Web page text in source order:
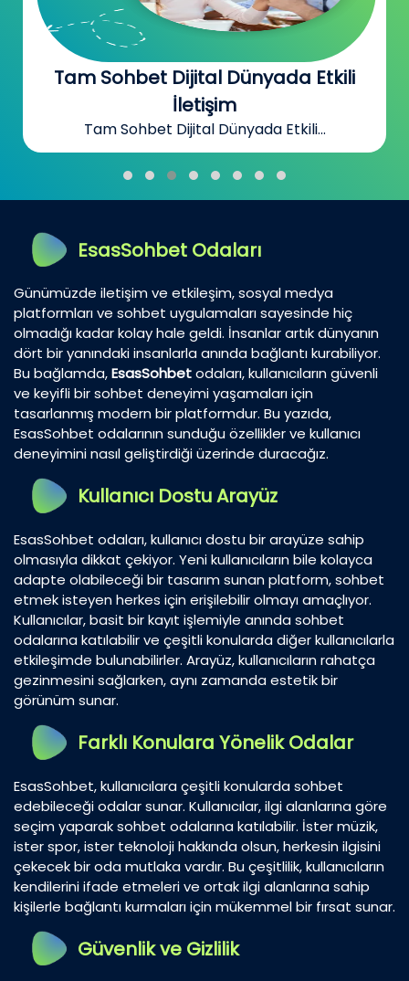
Tam Sohbet Dijital Dünyada Etkili
İletişim
Tam Sohbet Dijital Dünyada Etkili...
EsasSohbet Odaları
Günümüzde iletişim ve etkileşim, sosyal medya
platformları ve sohbet uygulamaları sayesinde hiç
olmadığı kadar kolay hale geldi. İnsanlar artık dünyanın
dört bir yanındaki insanlarla anında bağlantı kurabiliyor.
Bu bağlamda,EsasSohbetodaları, kullanıcıların güvenli
ve keyifli bir sohbet deneyimi yaşamaları için
tasarlanmış modern bir platformdur. Bu yazıda,
EsasSohbet odalarının sunduğu özellikler ve kullanıcı
deneyimini nasıl geliştirdiği üzerinde duracağız.
Kullanıcı Dostu Arayüz
EsasSohbet odaları, kullanıcı dostu bir arayüze sahip
olmasıyla dikkat çekiyor. Yeni kullanıcıların bile kolayca
adapte olabileceği bir tasarım sunan platform, sohbet
etmek isteyen herkes için erişilebilir olmayı amaçlıyor.
Kullanıcılar, basit bir kayıt işlemiyle anında sohbet
odalarına katılabilir ve çeşitli konularda diğer kullanıcılarla
etkileşimde bulunabilirler. Arayüz, kullanıcıların rahatça
gezinmesini sağlarken, aynı zamanda estetik bir
görünüm sunar.
Farklı Konulara Yönelik Odalar
EsasSohbet, kullanıcılara çeşitli konularda sohbet
edebileceği odalar sunar. Kullanıcılar, ilgi alanlarına göre
seçim yaparak sohbet odalarına katılabilir. İster müzik,
ister spor, ister teknoloji hakkında olsun, herkesin ilgisini
çekecek bir oda mutlaka vardır. Bu çeşitlilik, kullanıcıların
kendilerini ifade etmeleri ve ortak ilgi alanlarına sahip
kişilerle bağlantı kurmaları için mükemmel bir fırsat sunar.
Güvenlik ve Gizlilik